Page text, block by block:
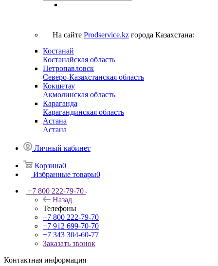
На сайте Prodservice.kz города Казахстана:
Костанай
Костанайская область
Петропавловск
Северо-Казахстанская область
Кокшетау
Акмолинская область
Караганда
Карагандинская область
Астана
Астана
Личный кабинет
Корзина0
Избранные товары0
+7 800 222-79-70
Назад
Телефоны
+7 800 222-79-70
+7 912 699-70-70
+7 343 304-60-77
Заказать звонок
Контактная информация